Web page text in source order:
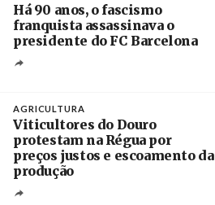
Há 90 anos, o fascismo
franquista assassinava o
presidente do FC Barcelona
AGRICULTURA
Viticultores do Douro
protestam na Régua por
preços justos e escoamento da
produção